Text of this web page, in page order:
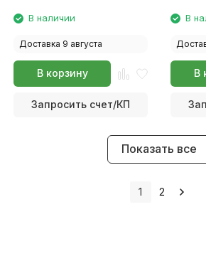
В наличии
Доставка 9 августа
В корзину
Запросить счет/КП
В
В
Показать все
1 2